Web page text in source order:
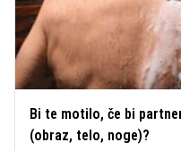
Bi te motilo, če bi
(obraz, telo, noge)?